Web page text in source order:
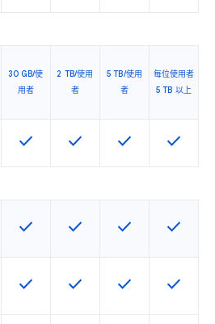
30 GB/使
用者
2 TB/使用
者
5 TB/使用
者
每位使用者
5 TB 以上
這項功能適用於該 SKU
check 這項功能適用於該 SKU
check 這項功能適用於
check 這項功
check
這項功能適用於該 SKU
check 這項功能適用於該 SKU
check 這項功能適用於
check 這項功
check
這項功能適用於該 SKU
check 這項功能適用於該 SKU
check 這項功能適用於
check 這項功
check